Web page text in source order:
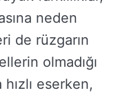
neden
de rüzgarın
olmadığı
eserken,